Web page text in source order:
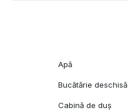
Apă
Bucătărie deschisă
Cabină de duș